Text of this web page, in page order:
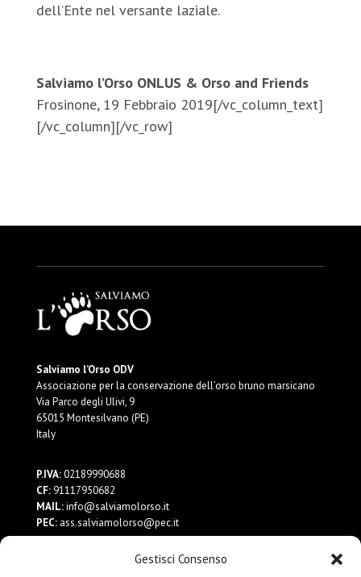
Gestisci Consenso
dell’Ente nel versante laziale.
Salviamo l’Orso ONLUS & Orso and Friends
Frosinone, 19 Febbraio 2019[/vc_column_text]
[/vc_column][/vc_row]
Salviamo l’Orso ODV
Associazione per la conservazione dell’orso bruno marsicano
Via Parco degli Ulivi, 9
65015 Montesilvano (PE)
Italy
P.IVA:02189990688
CF:91117950682
MAIL:info@salviamolorso.it
PEC:ass.salviamolorso@pec.it